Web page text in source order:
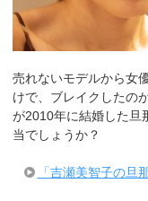
売れないモデルから女
けで、ブレイクしたの
が2010年に結婚した旦
当でしょうか？
「吉瀬美智子の旦